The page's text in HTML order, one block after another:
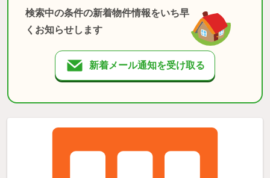
検索中の条件の新着物件情報をいち早
くお知らせします
新着メール通知を受け取る